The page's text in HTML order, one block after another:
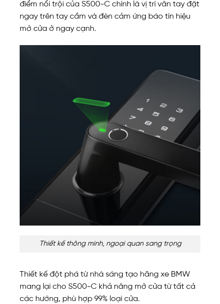
điểm nổi trội của S500-C chính là vị trí vân tay đặt
ngay trên tay cầm và đèn cảm ứng báo tín hiệu
mở cửa ở ngay cạnh.
Thiết kế thông minh, ngoại quan sang trọng
Thiết kế đột phá từ nhà sáng tạo hãng xe BMW
mang lại cho S500-C khả năng mở cửa từ tất cả
các hướng, phù hợp 99% loại cửa.